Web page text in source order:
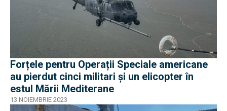
Forțele pentru Operații Speciale americane
au pierdut cinci militari și un elicopter în
estul Mării Mediterane
13 NOIEMBRIE 2023